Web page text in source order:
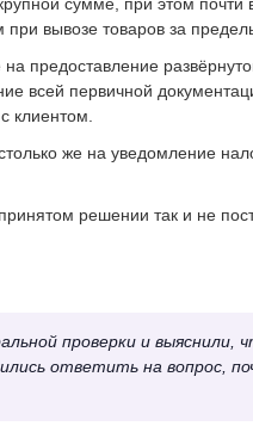
вывозе товаров за
всей первичной
клиентом.
же на уведомление
решении так и не
проверки и выяснили,
ответить на вопрос,